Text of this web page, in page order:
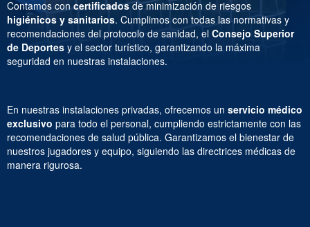
Contamos concertificadosde minimización de riesgos
higiénicos y sanitarios. Cumplimos con todas las normativas y
recomendaciones del protocolo de sanidad, el Consejo Superior
de Deportes y el sector turístico, garantizando la máxima
seguridad en nuestras instalaciones.
En nuestras instalaciones privadas, ofrecemos un servicio médico
exclusivo para todo el personal, cumpliendo estrictamente con las
recomendaciones de salud pública. Garantizamos el bienestar de
nuestros jugadores y equipo, siguiendo las directrices médicas de
manera rigurosa.